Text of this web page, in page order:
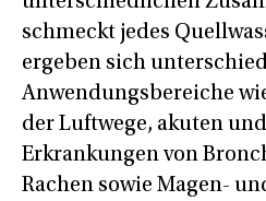
schmeckt jedes
ergeben sich
Anwendungsbereiche
der Luftwege, akuten
Erkrankungen von
Rachen sowie Magen-